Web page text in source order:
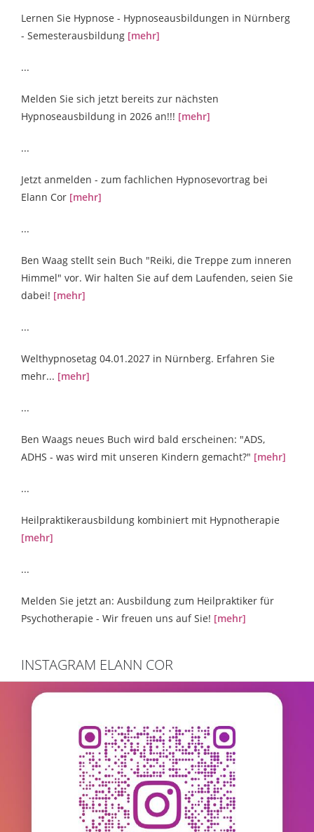
Lernen Sie Hypnose - Hypnoseausbildungen in Nürnberg
- Semesterausbildung [mehr]
...
Melden Sie sich jetzt bereits zur nächsten
Hypnoseausbildung in 2026 an!!! [mehr]
...
Jetzt anmelden - zum fachlichen Hypnosevortrag bei
Elann Cor [mehr]
...
Ben Waag stellt sein Buch "Reiki, die Treppe zum inneren
Himmel" vor. Wir halten Sie auf dem Laufenden, seien Sie
dabei! [mehr]
...
Welthypnosetag 04.01.2027 in Nürnberg. Erfahren Sie
mehr... [mehr]
...
Ben Waags neues Buch wird bald erscheinen: "ADS,
ADHS - was wird mit unseren Kindern gemacht?" [mehr]
...
Heilpraktikerausbildung kombiniert mit Hypnotherapie
[mehr]
...
Melden Sie jetzt an: Ausbildung zum Heilpraktiker für
Psychotherapie - Wir freuen uns auf Sie! [mehr]
INSTAGRAM ELANN COR